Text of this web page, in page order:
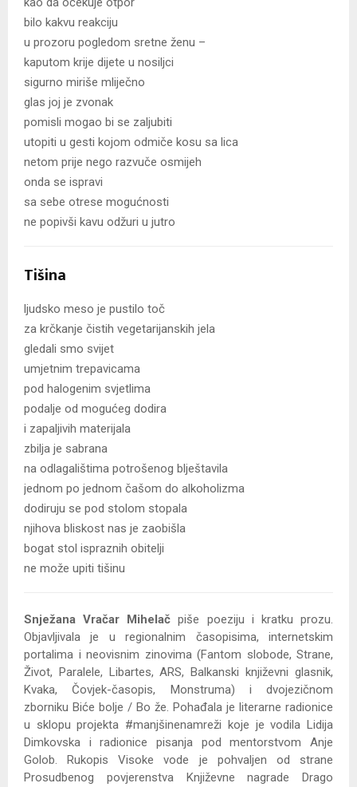
bilo kakvu reakciju
u prozoru pogledom sretne ženu –
kaputom krije dijete u nosiljci
sigurno miriše mliječno
glas joj je zvonak
pomisli mogao bi se zaljubiti
utopiti u gesti kojom odmiče kosu sa lica
netom prije nego razvuče osmijeh
onda se ispravi
sa sebe otrese mogućnosti
ne popivši kavu odžuri u jutro
Tišina
ljudsko meso je pustilo toč
za krčkanje čistih vegetarijanskih jela
gledali smo svijet
umjetnim trepavicama
pod halogenim svjetlima
podalje od mogućeg dodira
i zapaljivih materijala
zbilja je sabrana
na odlagalištima potrošenog blještavila
jednom po jednom čašom do alkoholizma
dodiruju se pod stolom stopala
njihova bliskost nas je zaobišla
bogat stol ispraznih obitelji
ne može upiti tišinu
Snježana Vračar Mihelač piše poeziju i kratku prozu.
Objavljivala je u regionalnim časopisima, internetskim
portalima i neovisnim zinovima (Fantom slobode, Strane,
Život, Paralele, Libartes, ARS, Balkanski književni glasnik,
Kvaka, Čovjek-časopis, Monstruma) i dvojezičnom
zborniku Biće bolje / Bo že. Pohađala je literarne radionice
u sklopu projekta #manjšinenamreži koje je vodila Lidija
Dimkovska i radionice pisanja pod mentorstvom Anje
Golob. Rukopis Visoke vode je pohvaljen od strane
Prosudbenog povjerenstva Književne nagrade Drago